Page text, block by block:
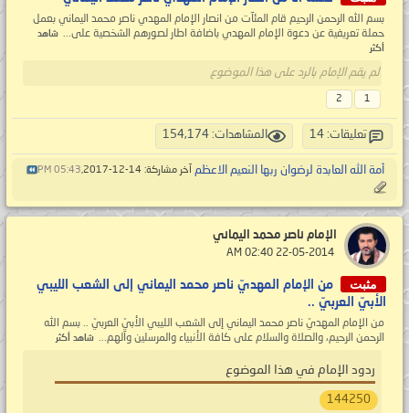
بسم الله الرحمن الرحيم قام المئآت من انصار الإمام المهدي ناصر محمد اليماني بعمل
حملة تعريفية عن دعوة الإمام المهدي باضافة اطار لصورهم الشخصية على... شاهد
أكثر
لم يقم الإمام بالرد على هذا الموضوع
1
2
تعليقات: 14 المشاهدات: 154,174
أمة الله العابدة لرضوان ربها النعيم الاعظم آخر مشاركة: 14-12-2017, 05:43 PM
الإمام ناصر محمد اليماني
مثبت
من الإمام المهديّ ناصر محمد اليماني إلى الشعب الليبي
الأبيّ العربيّ ..
من الإمام المهديّ ناصر محمد اليماني إلى الشعب الليبي الأبيّ العربيّ .. بسم الله
الرحمن الرحيم، والصلاة والسلام على كافة الأنبياء والمرسلين وآلهم... شاهد أكثر
ردود الإمام في هذا الموضوع
144250